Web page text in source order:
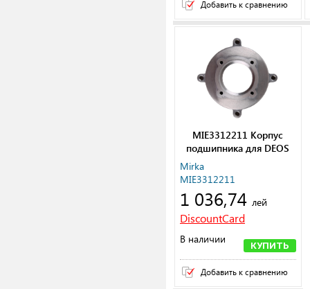
Добавить к сравнению
MIE3312211 Корпус
подшипника для DEOS
Mirka
MIE3312211
1 036,74 лей
DiscountCard
В наличии
КУПИТЬ
Добавить к сравнению